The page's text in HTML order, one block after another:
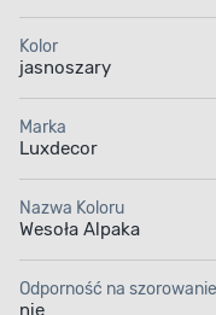
Kolor
jasnoszary
Marka
Luxdecor
Nazwa Koloru
Wesoła Alpaka
Odporność na szorowanie
nie